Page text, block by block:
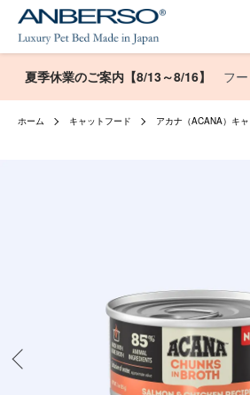
夏季休業のご案内【8/13～8/16】 フ
ホーム キャットフード アカナ（ACANA）キ